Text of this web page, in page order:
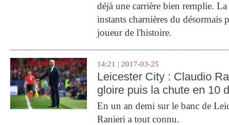
déjà une carrière bien remplie.
instants charnières du désormais
joueur de l'histoire.
14:21 | 2017-03-25
Leicester City : Claudio
gloire puis la chute en 10
En un an demi sur le banc de
Ranieri a tout connu.